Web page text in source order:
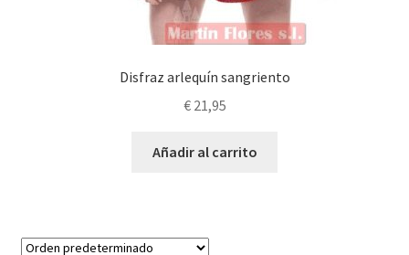
Disfraz arlequín sangriento
€21,95
Añadir al carrito